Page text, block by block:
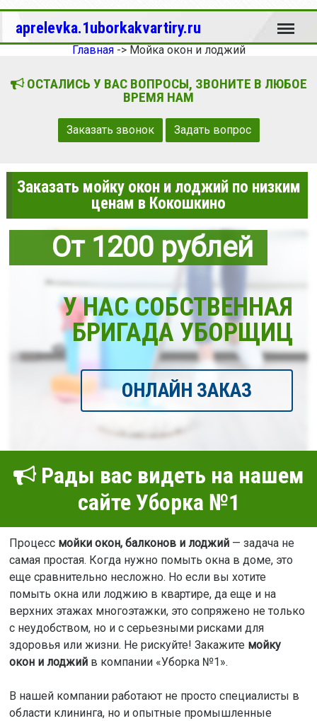
aprelevka.1uborkakvartiry.ru Меню
Главная-> Мойка окон и лоджий
ОСТАЛИСЬ У ВАС ВОПРОСЫ, ЗВОНИТЕ В ЛЮБОЕ
ВРЕМЯ НАМ
Заказать звонок Задать вопрос
Заказать мойку окон и лоджий по низким
ценам в Кокошкино
От 1200 рублей
У НАС СОБСТВЕННАЯ
БРИГАДА УБОРЩИЦ
ОНЛАЙН ЗАКАЗ
Рады вас видеть на нашем
сайте Уборка №1
Процесс мойки окон, балконов и лоджий— задача не
самая простая. Когда нужно помыть окна в доме, это
еще сравнительно несложно. Но если вы хотите
помыть окна или лоджию в квартире, да еще и на
верхних этажах многоэтажки, это сопряжено не только
с неудобством, но и с серьезными рисками для
здоровья или жизни. Не рискуйте! Закажите мойку
окон и лоджийв компании «Уборка №1».
В нашей компании работают не просто специалисты в
области клининга, но и опытные промышленные